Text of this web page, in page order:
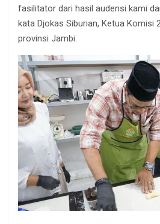
fasilitator dari hasil audensi kami
kata Djokas Siburian, Ketua Komisi
provinsi Jambi.